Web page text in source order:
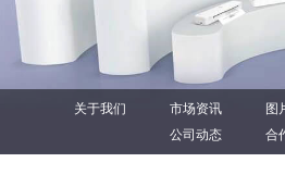
关于我们 市场资讯 图
公司动态
合